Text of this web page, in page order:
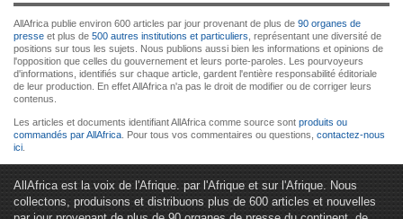
AllAfrica publie environ 600 articles par jour provenant de plus de 90 organes de
presse et plus de 500 autres institutions et particuliers , représentant une diversité de
positions sur tous les sujets. Nous publions aussi bien les informations et opinions de
l'opposition que celles du gouvernement et leurs porte-paroles. Les pourvoyeurs
d'informations, identifiés sur chaque article, gardent l'entière responsabilité éditoriale
de leur production. En effet AllAfrica n'a pas le droit de modifier ou de corriger leurs
contenus.
Les articles et documents identifiant AllAfrica comme source sont produits ou
commandés par AllAfrica . Pour tous vos commentaires ou questions, contactez-nous
ici
AllAfrica est la voix de l'Afrique. par l'Afrique et sur l'Afrique. Nous
collectons, produisons et distribuons plus de 600 articles et nouvelles